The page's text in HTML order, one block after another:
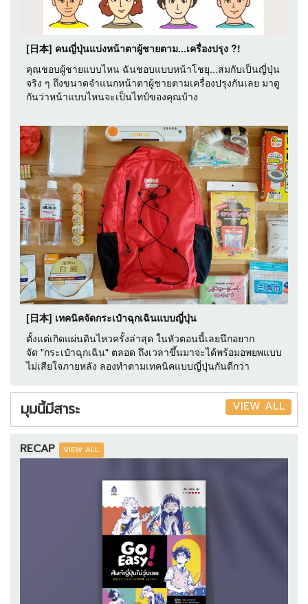
[日本] คนญี่ปุ่นแบ่งหน้าตาผู้ชายตาม...เครื่องปรุง ?!
คุณชอบผู้ชายแบบไหน ฉันชอบแบบหน้าโชยุ...สมกับเป็นญี่ปุ่น
จริง ๆ ถึงขนาดจำแนกหน้าตาผู้ชายตามเครื่องปรุงกันเลย มาดู
กันว่าหน้าแบบไหนจะเป็นไทป์ของคุณบ้าง
[日本] เทคนิคจัดกระเป๋าฉุกเฉินแบบญี่ปุ่น
ตั้งแต่เกิดแผ่นดินไหวครั้งล่าสุด ในหัวตอนนี้เลยนึกอยาก
จัด "กระเป๋าฉุกเฉิน" ตลอด ถึงเวลาขึ้นมาจะได้พร้อมอพยพแบบ
ไม่เสียใจภายหลัง ลองทำตามเทคนิคแบบญี่ปุ่นกันดีกว่า
มุมนี้มีสาระ VIEW ALL
RECAP VIEW ALL